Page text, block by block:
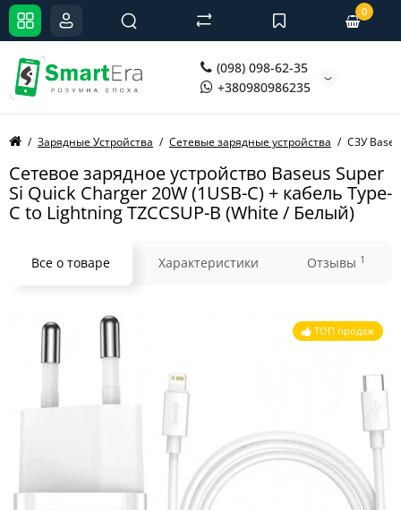
(098) 098-62-35
+380980986235
0
Зарядные Устройства Сетевые зарядные устройства СЗУ
Сетевое зарядное устройство Baseus Super
Si Quick Charger 20W (1USB-C) + кабель Type-
C to Lightning TZCCSUP-B (White / Белый)
Все о товаре Характеристики Отзывы 1
ТОП продаж